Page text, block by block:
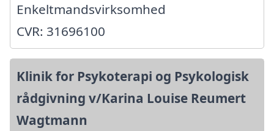
Enkeltmandsvirksomhed
CVR: 31696100
Klinik for Psykoterapi og Psykologisk
rådgivning v/Karina Louise Reumert
Wagtmann